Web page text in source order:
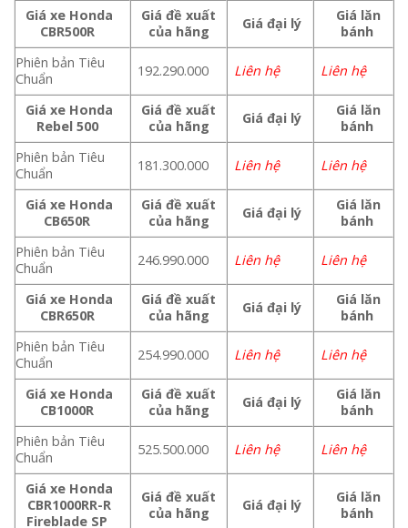
Giá xe Honda
CBR500R
Giá đề xuất
của hãng
Giá đại lý
Giá lăn
bánh
Phiên bản Tiêu
Chuẩn
192.290.000 Liên hệ Liên hệ
Giá xe Honda
Rebel 500
Giá đề xuất
của hãng
Giá đại lý
Giá lăn
bánh
Phiên bản Tiêu
Chuẩn
181.300.000 Liên hệ Liên hệ
Giá xe Honda
CB650R
Giá đề xuất
của hãng
Giá đại lý
Giá lăn
bánh
Phiên bản Tiêu
Chuẩn
246.990.000 Liên hệ Liên hệ
Giá xe Honda
CBR650R
Giá đề xuất
của hãng
Giá đại lý
Giá lăn
bánh
Phiên bản Tiêu
Chuẩn
254.990.000 Liên hệ Liên hệ
Giá xe Honda
CB1000R
Giá đề xuất
của hãng
Giá đại lý
Giá lăn
bánh
Phiên bản Tiêu
Chuẩn
525.500.000 Liên hệ Liên hệ
Giá xe Honda
CBR1000RR-R
Fireblade SP
Giá đề xuất
của hãng
Giá đại lý
Giá lăn
bánh